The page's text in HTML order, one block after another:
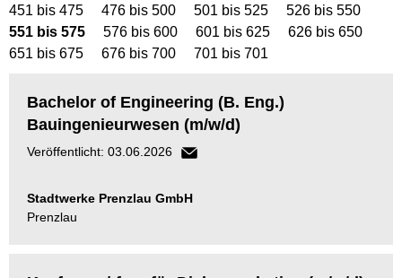
451 bis 475 476 bis 500 501 bis 525
526 bis 550
551 bis 575
576 bis 600 601 bis 625
626 bis 650
651 bis 675
676 bis 700 701 bis 701
Bachelor of Engineering (B. Eng.)
Bauingenieurwesen (m/w/d)
Veröffentlicht: 03.06.2026
Stadtwerke Prenzlau GmbH
Prenzlau